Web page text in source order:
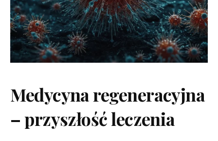
Medycyna regeneracyjna
– przyszłość leczenia